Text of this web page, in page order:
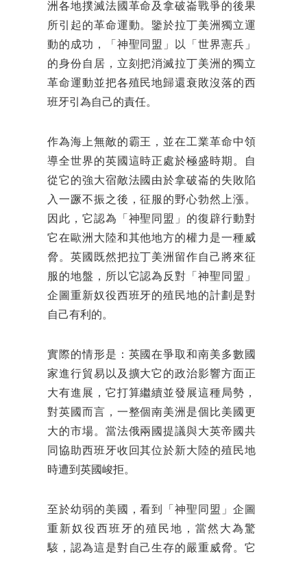
洲各地撲滅法國革命及拿破崙戰爭的後果
所引起的革命運動。鑒於拉丁美洲獨立運
動的成功，「神聖同盟」以「世界憲兵」
的身份自居，立刻把消滅拉丁美洲的獨立
革命運動並把各殖民地歸還衰敗沒落的西
班牙引為自己的責任。
作為海上無敵的霸王，並在工業革命中領
導全世界的英國這時正處於極盛時期。自
從它的強大宿敵法國由於拿破崙的失敗陷
入一蹶不振之後，征服的野心勃然上漲。
因此，它認為「神聖同盟」的復辟行動對
它在歐洲大陸和其他地方的權力是一種威
脅。英國既然把拉丁美洲留作自己將來征
服的地盤，所以它認為反對「神聖同盟」
企圖重新奴役西班牙的殖民地的計劃是對
自己有利的。
實際的情形是：英國在爭取和南美多數國
家進行貿易以及擴大它的政治影響方面正
大有進展，它打算繼續並發展這種局勢，
對英國而言，一整個南美洲是個比美國更
大的市場。當法俄兩國提議與大英帝國共
同協助西班牙收回其位於新大陸的殖民地
時遭到英國峻拒。
至於幼弱的美國，看到「神聖同盟」企圖
重新奴役西班牙的殖民地，當然大為驚
駭，認為這是對自己生存的嚴重威脅。它